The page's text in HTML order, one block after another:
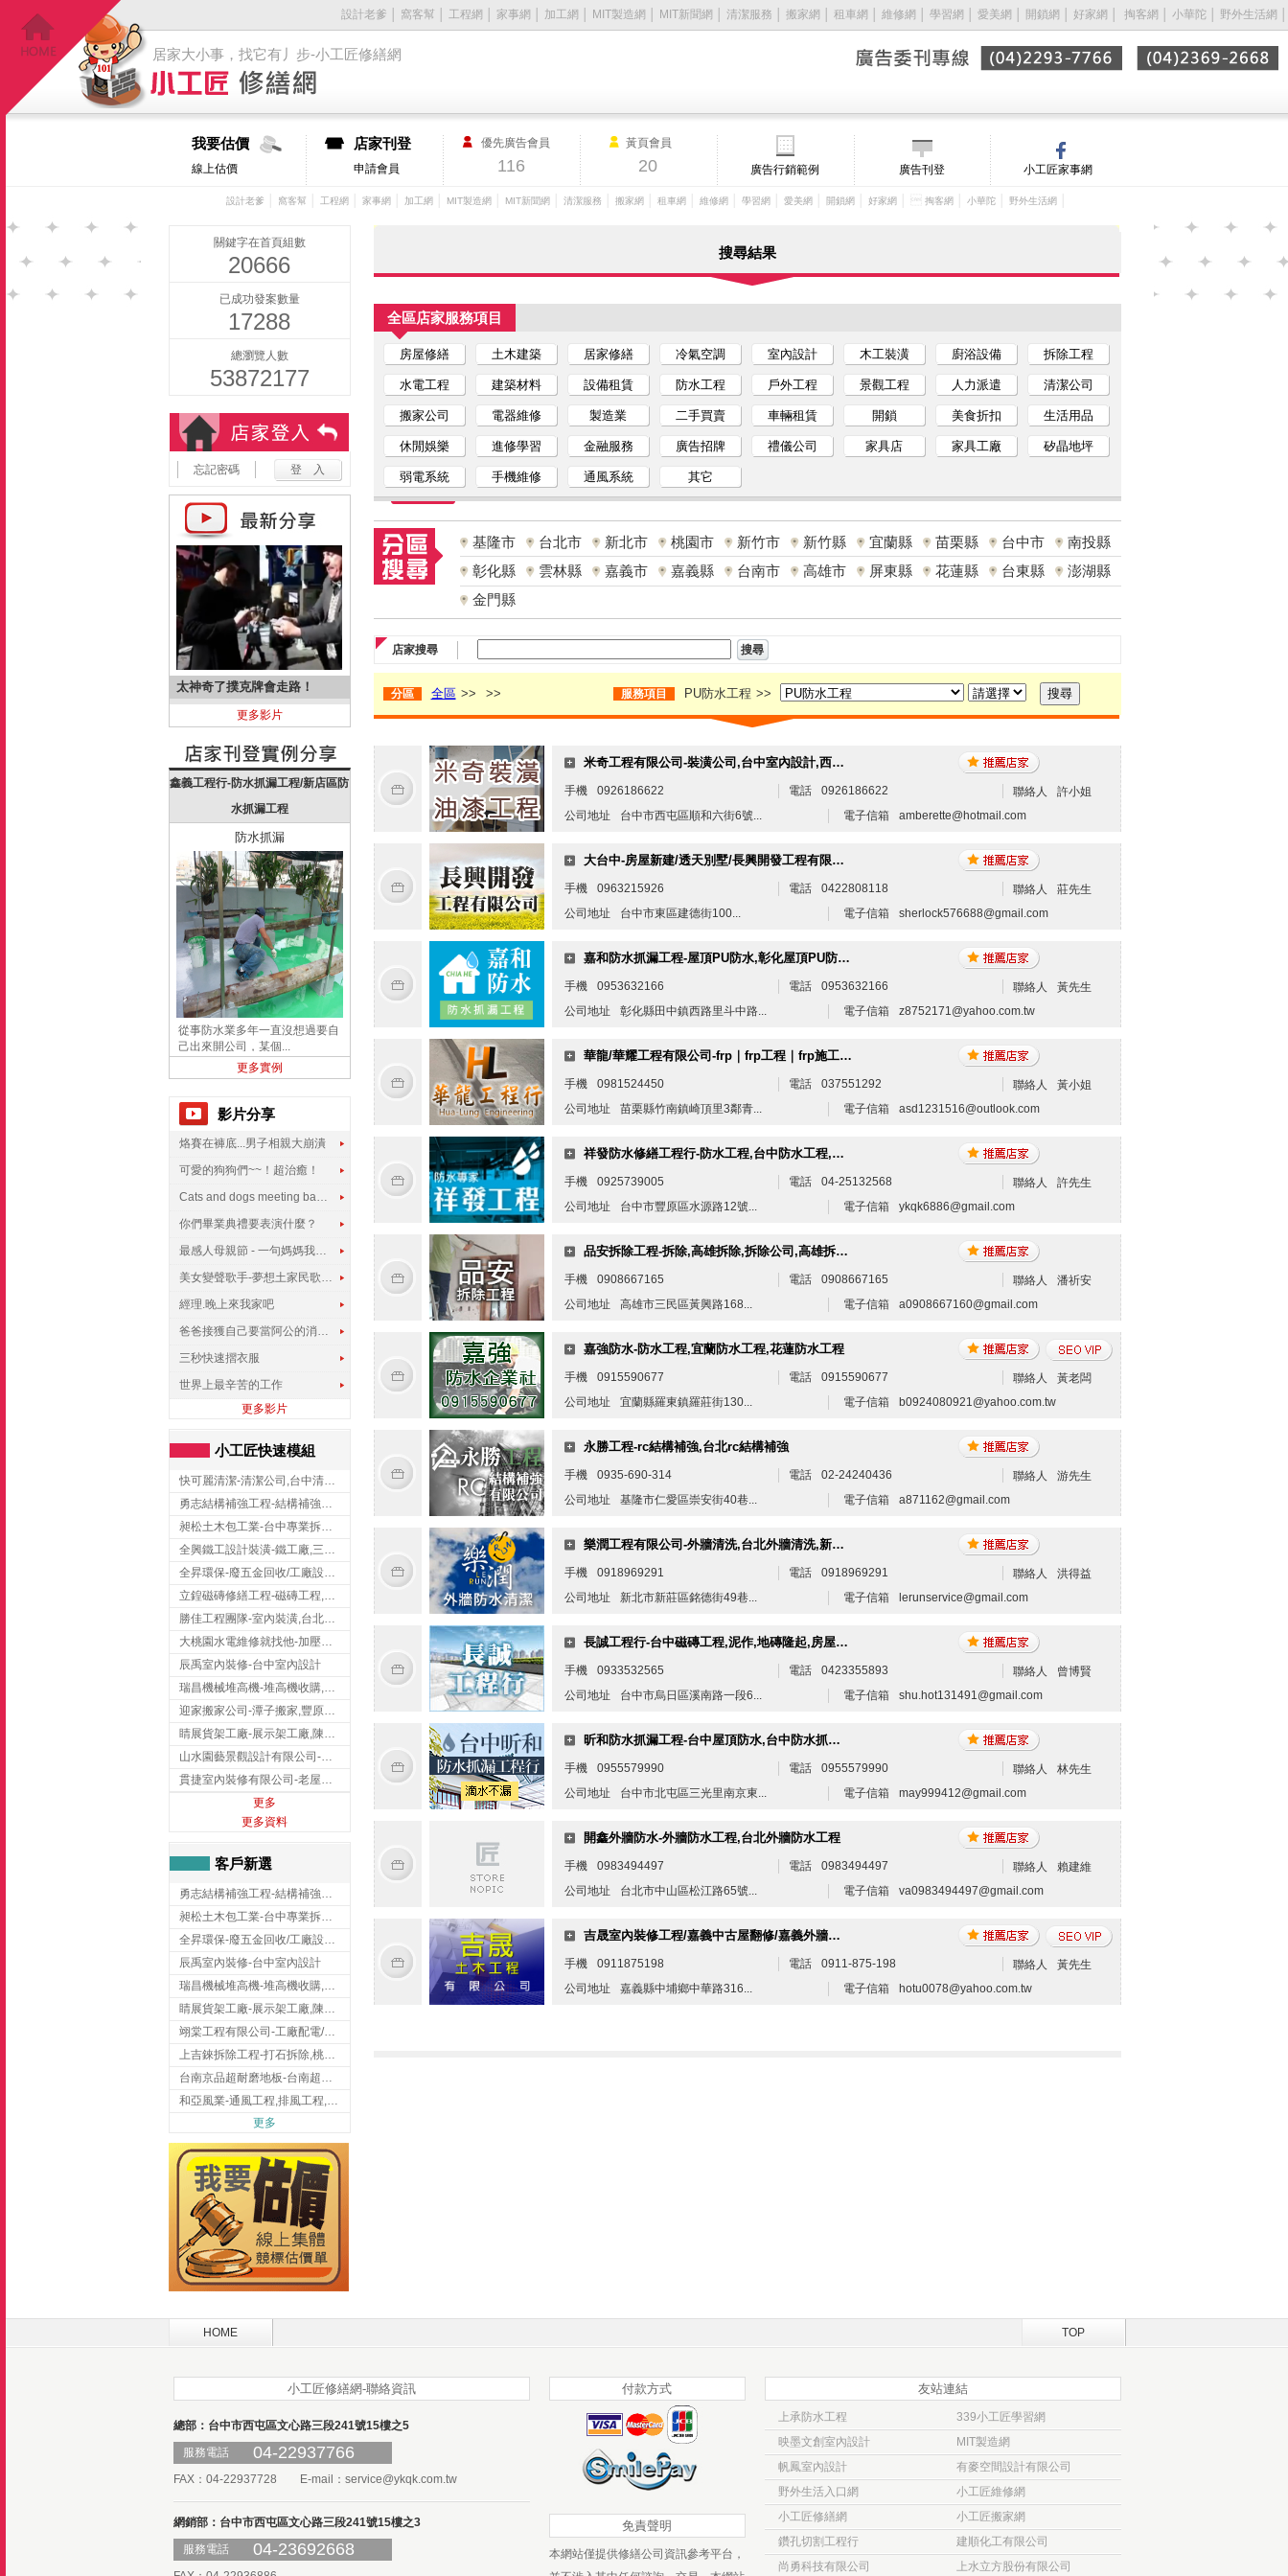
居家大小事，找它有丿步-小工匠修繕網
設計老爹 窩客幫 工程網 家事網 加工網 MIT製造網 MIT新聞網 清潔服務 搬家網 租車網 維修網 學習網 愛美網 開鎖網 好家網 掏客網 小華陀 野外生活網
我要估價
線上估價
店家刊登
申請會員
優先廣告會員
116
黃頁會員
20 廣告行銷範例 廣告刊登 小工匠家事網
設計老爹 窩客幫 工程網 家事網 加工網 MIT製造網 MIT新聞網 清潔服務 搬家網 租車網 維修網 學習網 愛美網 開鎖網 好家網 │  掏客網 小華陀 野外生活網
關鍵字在首頁組數
20666
已成功發案數量
17288
總瀏覽人數
53872177
忘記密碼
太神奇了撲克牌會走路！
更多影片
鑫義工程行-防水抓漏工程/新店區防
水抓漏工程
防水抓漏
從事防水業多年一直沒想過要自
己出來開公司，某個...
更多實例
影片分享
烙賽在褲底...男子相親大崩潰
可愛的狗狗們~~！超治癒！
Cats and dogs meeting babies for the first time
你們畢業典禮要表演什麼？
最感人母親節 - 一句媽媽我愛你
美女變聲歌手-夢想土家民歌傳遍世界
經理.晚上來我家吧
爸爸接獲自己要當阿公的消息，反應史上最可愛!!!
三秒快速摺衣服
世界上最辛苦的工作
更多影片
小工匠快速模組
快可麗清潔-清潔公司,台中清潔公司,台中居家清潔
勇志結構補強工程-結構補強工程 ,桃園結構補強工程,龍潭結構補強工程
昶松土木包工業-台中專業拆除工程/挖土機出租
全興鐵工設計裝潢-鐵工廠,三峽鐵工廠,台北鐵工廠
全昇環保-廢五金回收/工廠設備收購/機械設備回收/高價收購廠房設備
立鍠磁磚修繕工程-磁磚工程,磁磚修補,新竹磁磚工程
勝佳工程團隊-室內裝潢,台北房屋裝修,三重室內裝修
大桃園水電維修就找他-加壓馬達,抽水馬達,桃園水電行,中壢水電
辰禹室內裝修-台中室內設計
瑞昌機械堆高機-堆高機收購,新北市堆高機,桃園堆高機
迎家搬家公司-潭子搬家,豐原搬家,大雅搬家,大甲搬家,台中推薦搬家,台中搬家
睛展貨架工廠-展示架工廠,陳列架,台中展示架工廠
山水園藝景觀設計有限公司-景觀工程,景觀設計,新竹園藝工程,新竹景觀設計
貫捷室內裝修有限公司-老屋翻新工程,台中老屋翻新工程,台中舊屋翻新
更多
更多資料
客戶新選
勇志結構補強工程-結構補強工程 ,桃園結構補強工程,龍潭結構補強工程
昶松土木包工業-台中專業拆除工程/挖土機出租
全昇環保-廢五金回收/工廠設備收購/機械設備回收/高價收購廠房設備
辰禹室內裝修-台中室內設計
瑞昌機械堆高機-堆高機收購,新北市堆高機,桃園堆高機
睛展貨架工廠-展示架工廠,陳列架,台中展示架工廠
翊棠工程有限公司-工廠配電/高雄消防機電公司
上吉錸拆除工程-打石拆除,桃園打石拆除,桃園拆除工程
台南京品超耐磨地板-台南超耐磨地板
和亞風業-通風工程,排風工程,彰化通風工程,彰化排風工程
更多
搜尋結果
全區店家服務項目
房屋修繕 土木建築 居家修繕 冷氣空調 室內設計 木工裝潢 廚浴設備 拆除工程
水電工程 建築材料 設備租賃 防水工程 戶外工程 景觀工程 人力派遣 清潔公司
搬家公司 電器維修 製造業 二手買賣 車輛租賃 開鎖 美食折扣 生活用品
休閒娛樂 進修學習 金融服務 廣告招牌 禮儀公司 家具店 家具工廠 矽晶地坪
弱電系統 手機維修 通風系統 其它
基隆市 台北市 新北市 桃園市 新竹市 新竹縣 宜蘭縣 苗栗縣 台中市
南投縣
彰化縣
雲林縣 嘉義市 嘉義縣 台南市 高雄市 屏東縣 花蓮縣 台東縣
澎湖縣
金門縣
店家搜尋
分區 全區 >> >> 服務項目 PU防水工程 >>
米奇工程有限公司-裝潢公司,台中室內設計,西屯室內設計,台中裝潢,台中室內裝潢,台中油漆工程
手機 0926186622 電話 0926186622 聯絡人
許小姐
公司地址
台中市西屯區順和六街6號... 電子信箱 amberette@hotmail.com
大台中-房屋新建/透天別墅/長興開發工程有限公司/鋼構整修工程
手機 0963215926 電話 0422808118 聯絡人
莊先生
公司地址
台中市東區建德街100... 電子信箱 sherlock576688@gmail.com
嘉和防水抓漏工程-屋頂PU防水,彰化屋頂PU防水,彰化外牆防水
手機 0953632166 電話 0953632166 聯絡人
黃先生
公司地址
彰化縣田中鎮西路里斗中路... 電子信箱 z8752171@yahoo.com.tw
華龍/華耀工程有限公司-frp｜frp工程｜frp施工｜frp防水工程｜frp防漏工程
手機 0981524450 電話 037551292 聯絡人
黃小姐
公司地址
苗栗縣竹南鎮崎頂里3鄰青... 電子信箱 asd1231516@outlook.com
祥發防水修繕工程行-防水工程,台中防水工程,豐原防水工程
手機 0925739005 電話 04-25132568 聯絡人
許先生
公司地址
台中市豐原區水源路12號... 電子信箱 ykqk6886@gmail.com
品安拆除工程-拆除,高雄拆除,拆除公司,高雄拆除公司,高雄裝潢拆除,高雄專業拆除
手機 0908667165 電話 0908667165 聯絡人
潘祈安
公司地址
高雄市三民區黃興路168... 電子信箱 a0908667160@gmail.com
嘉強防水-防水工程,宜蘭防水工程,花蓮防水工程
手機 0915590677 電話 0915590677 聯絡人
黃老闆
公司地址
宜蘭縣羅東鎮羅莊街130... 電子信箱 b0924080921@yahoo.com.tw
永勝工程-rc結構補強,台北rc結構補強
手機 0935-690-314 電話 02-24240436 聯絡人
游先生
公司地址
基隆市仁愛區崇安街40巷... 電子信箱 a871162@gmail.com
樂潤工程有限公司-外牆清洗,台北外牆清洗,新莊外牆清潔,新莊外牆修繕
手機 0918969291 電話 0918969291 聯絡人
洪得益
公司地址
新北市新莊區銘德街49巷... 電子信箱 lerunservice@gmail.com
長誠工程行-台中磁磚工程,泥作,地磚隆起,房屋修繕推薦
手機 0933532565 電話 0423355893 聯絡人
曾博賢
公司地址
台中市烏日區溪南路一段6... 電子信箱 shu.hot131491@gmail.com
昕和防水抓漏工程-台中屋頂防水,台中防水抓漏,北屯防水工程,北屯屋頂防水工程
手機 0955579990 電話 0955579990 聯絡人
林先生
公司地址
台中市北屯區三光里南京東... 電子信箱 may999412@gmail.com
開鑫外牆防水-外牆防水工程,台北外牆防水工程
手機 0983494497 電話 0983494497 聯絡人
賴建維
公司地址
台北市中山區松江路65號... 電子信箱 va0983494497@gmail.com
吉晟室內裝修工程/嘉義中古屋翻修/嘉義外牆隔熱/嘉義磁磚剝落/外牆拉皮
手機 0911875198 電話 0911-875-198 聯絡人
黃先生
公司地址
嘉義縣中埔鄉中華路316... 電子信箱 hotu0078@yahoo.com.tw
HOME TOP
小工匠修繕網-聯絡資訊
總部：台中市西屯區文心路三段241號15樓之5
服務電話
04-22937766
FAX：04-22937728 E-mail： service@ykqk.com.tw
網銷部：台中市西屯區文心路三段241號15樓之3
服務電話
04-23692668
付款方式
免責聲明
本網站僅提供修繕公司資訊參考平台，
友站連結
上承防水工程
339小工匠學習網
映墨文創室內設計
MIT製造網
帆鳳室內設計
有麥空間設計有限公司
野外生活入口網
小工匠維修網
小工匠修繕網
小工匠搬家網
鑽孔切割工程行
建順化工有限公司
尚勇科技有限公司
上水立方股份有限公司